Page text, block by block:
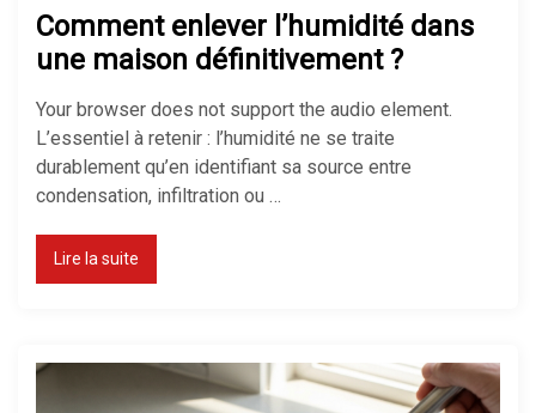
Comment enlever l’humidité dans
une maison définitivement ?
Your browser does not support the audio element.
L’essentiel à retenir : l’humidité ne se traite
durablement qu’en identifiant sa source entre
condensation, infiltration ou …
Lire la suite